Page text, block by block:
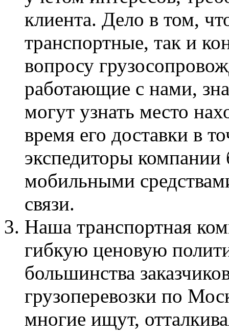
клиента. Дело в том,
транспортные, так и
вопросу
работающие с нами,
могут узнать место
время его доставки в
экспедиторы
мобильными
связи.
Наша транспортная
гибкую ценовую
большинства
грузоперевозки по
многие ищут,